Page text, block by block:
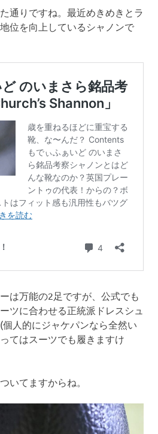
通りですね。最近めきめきとラ
位を向上しているシャノンで
は万能の2足ですが、公式でも
ツに合わせる正統派ドレスシュ
人的にジャケパンなら全然い
てはスーツでも履きますけ
いてますからね。